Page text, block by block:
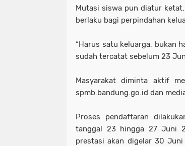
Mutasi siswa pun diatur
berlaku bagi perpindahan
“Harus satu keluarga, bukan
sudah tercatat sebelum 23
Masyarakat diminta aktif
spmb.bandung.go.id dan
Proses pendaftaran
tanggal 23 hingga 27 Juni
prestasi akan digelar 30